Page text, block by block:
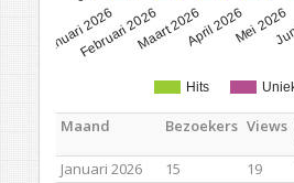
Hits
Januari 2026
Februari 2026Maart 2026April 2026Mei 2026
Maand Bezoekers Views
Januari 2026
15 19